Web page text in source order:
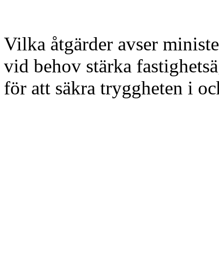
Vilka åtgärder avser
vid behov stärka
för att säkra tryggheten i